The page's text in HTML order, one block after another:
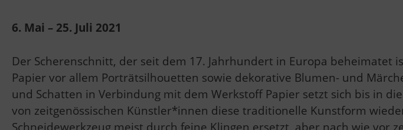
6. Mai – 25. Juli 2021
Der Scherenschnitt, der seit dem 17. Jahrhundert in Europa
Papier vor allem Porträtsilhouetten sowie dekorative Blumen- und
und Schatten in Verbindung mit dem Werkstoff Papier setzt sich bis in
von zeitgenössischen Künstler*innen diese traditionelle Kunstform